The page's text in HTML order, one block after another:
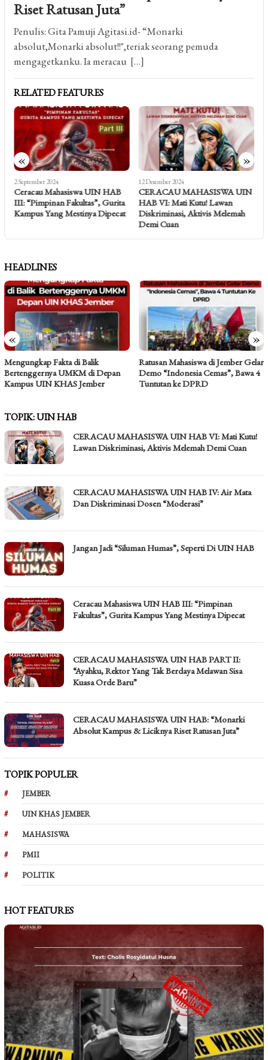
Riset Ratusan Juta”
Penulis: Gita Pamuji Agitasi.id- “Monarki
absolut,Monarki absolut!!",teriak seorang pemuda
mengagetkanku. Ia meracau […]
RELATED FEATURES
« »
2 September 2024
Ceracau Mahasiswa UIN HAB
III: “Pimpinan Fakultas”, Gurita
Kampus Yang Mestinya Dipecat
12 Desember 2024
CERACAU MAHASISWA UIN
HAB VI: Mati Kutu! Lawan
Diskriminasi, Aktivis Melemah
Demi Cuan
HEADLINES
« »
Mengungkap Fakta di Balik
Bertenggernya UMKM di Depan
Kampus UIN KHAS Jember
Ratusan Mahasiswa di Jember Gelar
Demo “Indonesia Cemas”, Bawa 4
Tuntutan ke DPRD
TOPIK:UIN HAB
CERACAU MAHASISWA UIN HAB VI: Mati Kutu!
Lawan Diskriminasi, Aktivis Melemah Demi Cuan
CERACAU MAHASISWA UIN HAB IV: Air Mata
Dan Diskriminasi Dosen “Moderasi”
Jangan Jadi “Siluman Humas”, Seperti Di UIN HAB
Ceracau Mahasiswa UIN HAB III: “Pimpinan
Fakultas”, Gurita Kampus Yang Mestinya Dipecat
CERACAU MAHASISWA UIN HAB PART II:
“Ayahku, Rektor Yang Tak Berdaya Melawan Sisa
Kuasa Orde Baru”
CERACAU MAHASISWA UIN HAB: “Monarki
Absolut Kampus & Liciknya Riset Ratusan Juta”
TOPIK POPULER
JEMBER
UIN KHAS JEMBER
MAHASISWA
PMII
POLITIK
HOT FEATURES